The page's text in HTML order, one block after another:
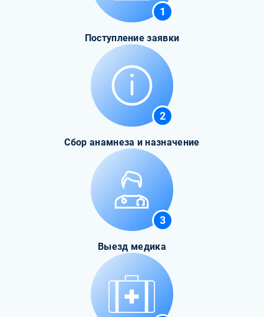
1
Поступление заявки
2
Сбор анамнеза и назначение
3
Выезд медика